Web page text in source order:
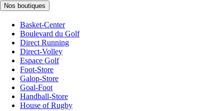
Nos boutiques
Basket-Center
Boulevard du Golf
Direct Running
Direct-Volley
Espace Golf
Foot-Store
Galop-Store
Goal-Foot
Handball-Store
House of Rugby